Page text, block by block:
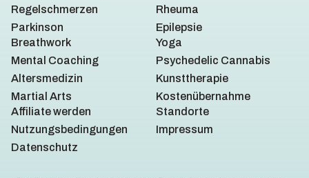
Regelschmerzen
Rheuma
Parkinson
Epilepsie
Breathwork
Yoga
Mental Coaching
Psychedelic Cannabis
Altersmedizin
Kunsttherapie
Martial Arts
Kostenübernahme
Affiliate werden
Standorte
Nutzungsbedingungen
Impressum
Datenschutz